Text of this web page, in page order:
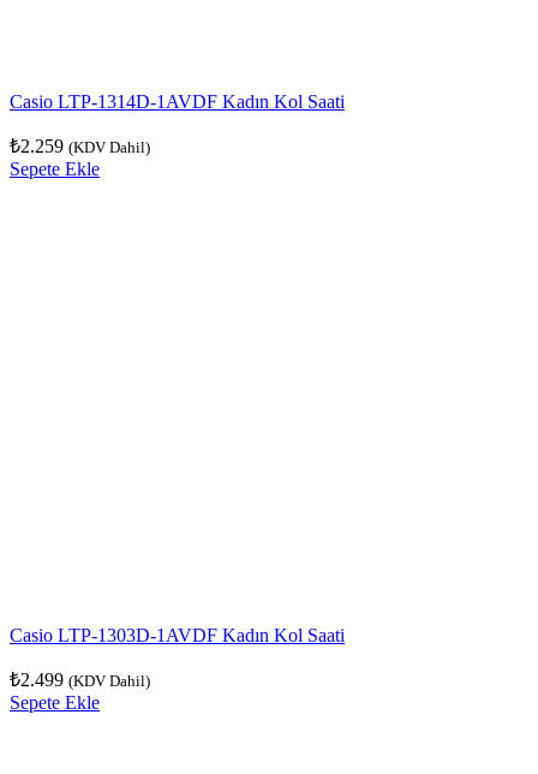
Casio LTP-1314D-1AVDF Kadın Kol Saati
₺2.259 (KDV Dahil)
Sepete Ekle
Casio LTP-1303D-1AVDF Kadın Kol Saati
₺2.499 (KDV Dahil)
Sepete Ekle